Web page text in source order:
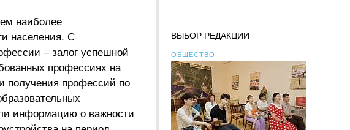
наиболее
населения. С
– залог успешной
профессиях на
получения профессий по
информацию о важности
ВЫБОР РЕДАКЦИИ
ОБЩЕСТВО